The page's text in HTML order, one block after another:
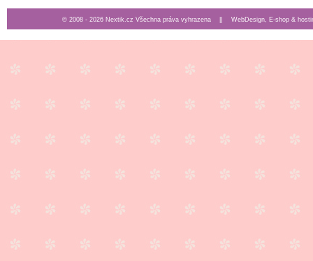
© 2008 - 2026 Nextik.cz Všechna práva vyhrazena || WebDesign, E-shop &